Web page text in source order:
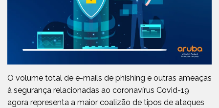
O volume total de e-mails de phishing e outras ameaças
à segurança relacionadas ao coronavírus Covid-19
agora representa a maior coalizão de tipos de ataques